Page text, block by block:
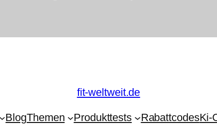
fit-weltweit.de
BlogThemen Produkttests RabattcodesKi-